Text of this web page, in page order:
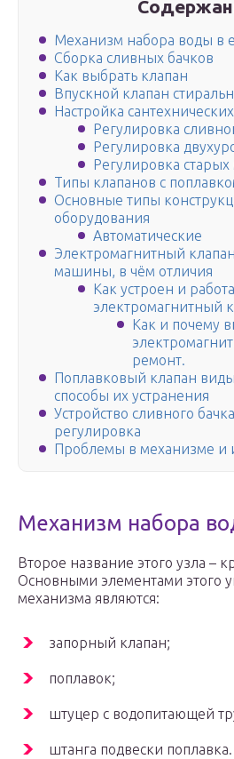
Механизм набора воды в
Сборка сливных бачков
Как выбрать клапан
Впускной клапан
Настройка
Регулировка
Регулировка
Регулировка
Типы клапанов с
Основные типы
оборудования
Автоматические
Электромагнитный
машины, в чём отличия
Как устроен и
электромагнитный
Как и почему
ремонт.
Поплавковый клапан
способы их устранения
Устройство сливного
регулировка
Проблемы в механизме и
Механизм набора
Второе название этого узла –
Основными элементами этого
механизма являются:
запорный клапан;
поплавок;
штуцер с водопитающей
штанга подвески поплавка.